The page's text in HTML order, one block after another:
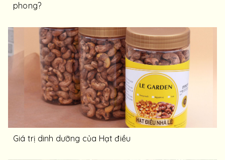
phong?
Giá trị dinh dưỡng của Hạt điều